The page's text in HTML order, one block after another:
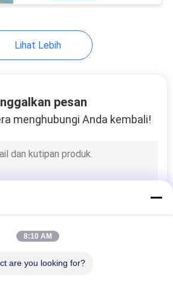
jaringan
Genggam
6
Lihat Lebih
pesan
menghubungi Anda kembali!
8:10 AM
are you looking for?